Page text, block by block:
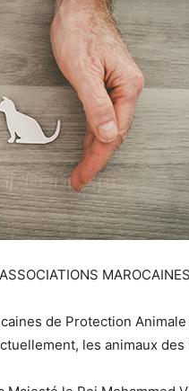
de Protection
les animaux